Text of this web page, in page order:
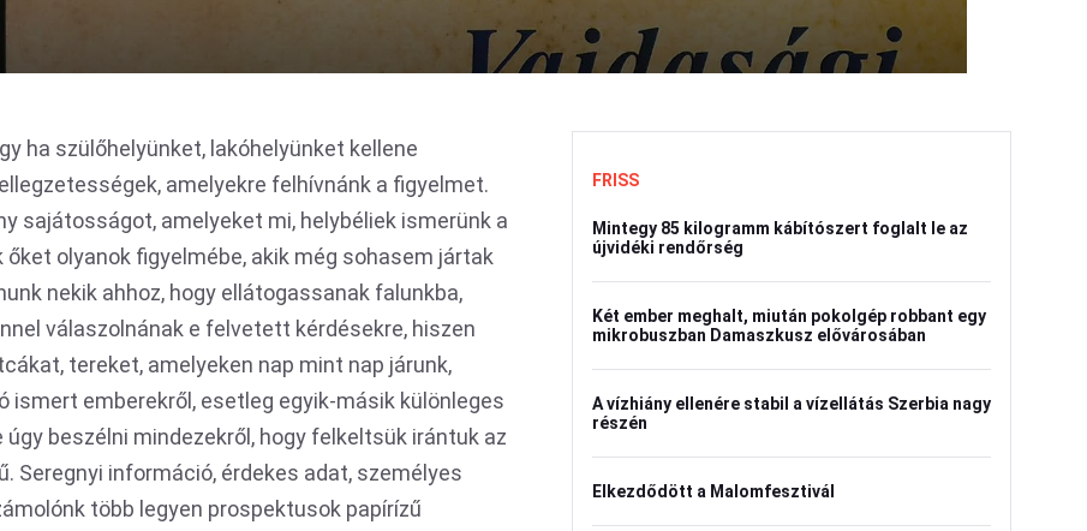
ha szülőhelyünket, lakóhelyünket kellene
amelyekre felhívnánk a figyelmet.
sajátosságot, amelyeket mi, helybéliek ismerünk a
őket olyanok figyelmébe, akik még sohasem jártak
nekik ahhoz, hogy ellátogassanak falunkba,
válaszolnának e felvetett kérdésekre, hiszen
tereket, amelyeken nap mint nap járunk,
ismert emberekről, esetleg egyik-másik különleges
beszélni mindezekről, hogy felkeltsük irántuk az
Seregnyi információ, érdekes adat, személyes
több legyen prospektusok papírízű
FRISS
Mintegy 85 kilogramm kábítószert foglalt le az
újvidéki rendőrség
Két ember meghalt, miután pokolgép robbant egy
mikrobuszban Damaszkusz elővárosában
A vízhiány ellenére stabil a vízellátás Szerbia nagy
részén
Elkezdődött a Malomfesztivál